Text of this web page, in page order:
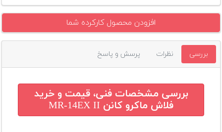
بله
افزودن محصول کارکرده شما
بررسی نظرات پرسش و پاسخ
بررسی مشخصات فنی، قیمت و خرید
فلاش ماکرو کانن MR-14EX II